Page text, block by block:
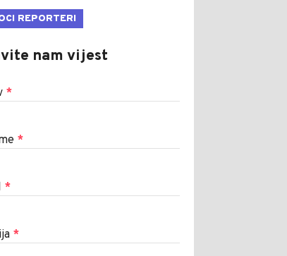
REPORTERI
nam vijest
*
*
*
*